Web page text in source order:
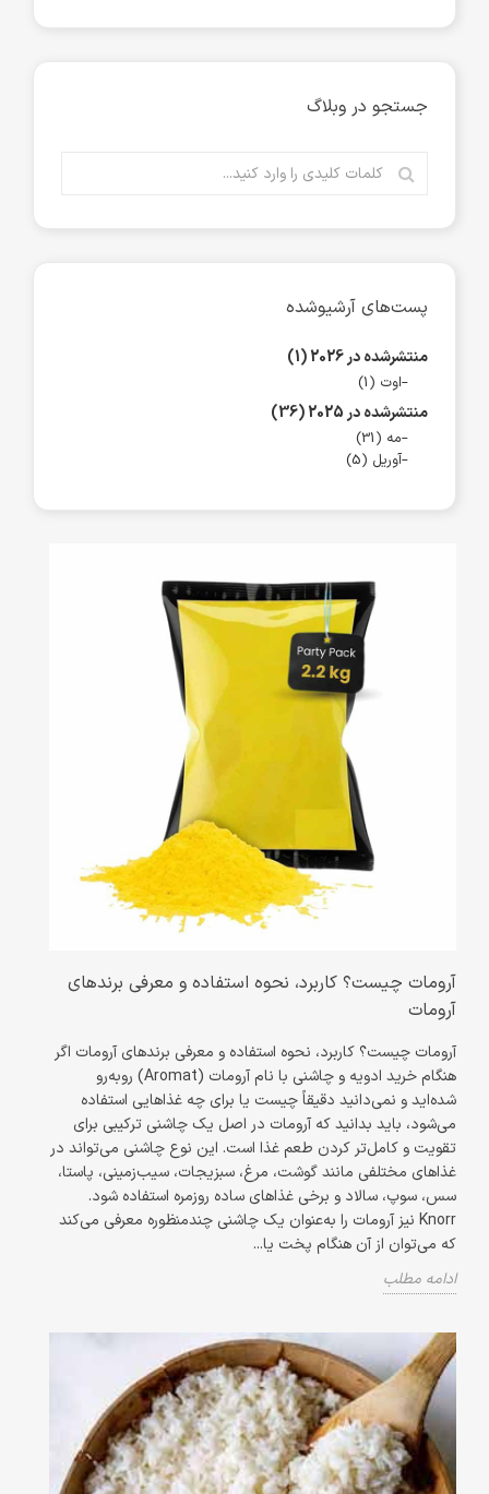
جستجو در وبلاگ
پست‌های آرشیوشده
منتشرشده در 2026 (1)
اوت (1)
منتشرشده در 2025 (36)
مه (31)
آوریل (5)
آرومات چیست؟ کاربرد، نحوه استفاده و معرفی برندهای
آرومات
آرومات چیست؟ کاربرد، نحوه استفاده و معرفی برندهای آرومات اگر
هنگام خرید ادویه و چاشنی با نام آرومات (Aromat) روبه‌رو
شده‌اید و نمی‌دانید دقیقاً چیست یا برای چه غذاهایی استفاده
می‌شود، باید بدانید که آرومات در اصل یک چاشنی ترکیبی برای
تقویت و کامل‌تر کردن طعم غذا است. این نوع چاشنی می‌تواند در
غذاهای مختلفی مانند گوشت، مرغ، سبزیجات، سیب‌زمینی، پاستا،
سس، سوپ، سالاد و برخی غذاهای ساده روزمره استفاده شود.
Knorr نیز آرومات را به‌عنوان یک چاشنی چندمنظوره معرفی می‌کند
که می‌توان از آن هنگام پخت یا...
ادامه مطلب